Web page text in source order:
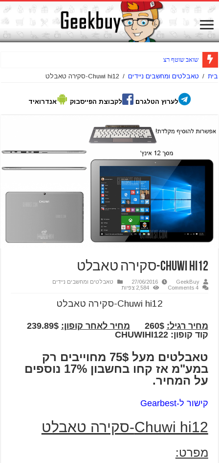
שואב שוטף רצפות אלחוטי Jimmy HW
בית / טאבלטים ומחשבים ניידים / Chuwi hi12-סקירה טאבלט
לערוץ הטלגרם לקבוצת הפייסבוק אנדרואיד
Chuwi hi12-סקירה טאבלט
GeekBuy
27/06/2016
טאבלטים ומחשבים ניידים
4 Comments
2,584 צפיות
Chuwi hi12-סקירה טאבלט
מחיר רגיל: 260$ מחיר לאחר קופון:
קוד קופון: CHUWIHI122
טאבלטים מעל 75$ מחוייבים רק
במע"מ אז קחו בחשבון 17% נוספים
על המחיר.
קישור ל-Gearbest
Chuwi hi12-סקירה טאבלט
מפרט: